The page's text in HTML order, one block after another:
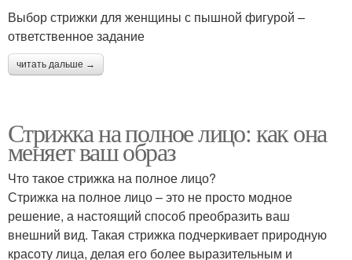
Выбор стрижки для женщины с пышной фигурой –
ответственное задание
читать дальше →
Стрижка на полное лицо: как она
меняет ваш образ
Что такое стрижка на полное лицо?
Стрижка на полное лицо – это не просто модное
решение, а настоящий способ преобразить ваш
внешний вид. Такая стрижка подчеркивает природную
красоту лица, делая его более выразительным и